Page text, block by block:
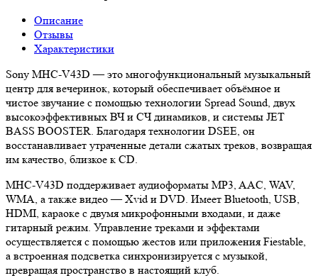
Описание
Отзывы
Характеристики
Sony MHC-V43D — это многофункциональный музыкальный
центр для вечеринок, который обеспечивает объёмное и
чистое звучание с помощью технологии Spread Sound, двух
высокоэффективных ВЧ и СЧ динамиков, и системы JET
BASS BOOSTER. Благодаря технологии DSEE, он
восстанавливает утраченные детали сжатых треков, возвращая
им качество, близкое к CD.
MHC-V43D поддерживает аудиоформаты MP3, AAC, WAV,
WMA, а также видео — Xvid и DVD. Имеет Bluetooth, USB,
HDMI, караоке с двумя микрофонными входами, и даже
гитарный режим. Управление треками и эффектами
осуществляется с помощью жестов или приложения Fiestable,
а встроенная подсветка синхронизируется с музыкой,
превращая пространство в настоящий клуб.